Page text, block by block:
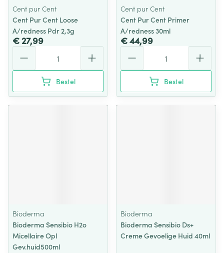
Cent pur Cent
Cent Pur Cent Loose
A/redness Pdr 2,3g
€ 27,99
Bestel
Cent pur Cent
Cent Pur Cent Primer
A/redness 30ml
€ 44,99
Bestel
Bioderma
Bioderma Sensibio H2o
Micellaire Opl
Gev.huid500ml
Bioderma
Bioderma Sensibio Ds+
Creme Gevoelige Huid 40ml